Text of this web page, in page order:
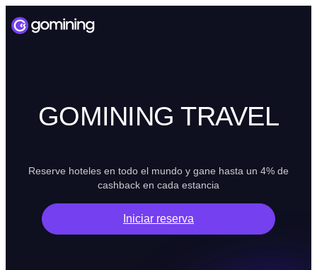
GOMINING TRAVEL
Reserve hoteles en todo el mundo y gane hasta un 4% de
cashback en cada estancia
Iniciar reserva